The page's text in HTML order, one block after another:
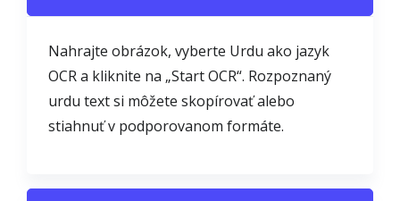
Nahrajte obrázok, vyberte Urdu ako jazyk
OCR a kliknite na „Start OCR“. Rozpoznaný
urdu text si môžete skopírovať alebo
stiahnuť v podporovanom formáte.